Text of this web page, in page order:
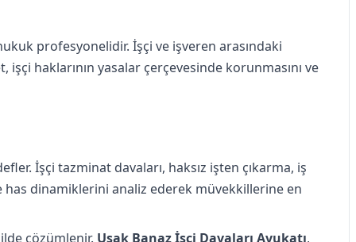
profesyonelidir. İşçi ve işveren arasındaki
haklarının yasalar çerçevesinde korunmasını ve
İşçi tazminat davaları, haksız işten çıkarma, iş
has dinamiklerini analiz ederek müvekkillerine en
çözümlenir. Uşak Banaz İşçi Davaları Avukatı,